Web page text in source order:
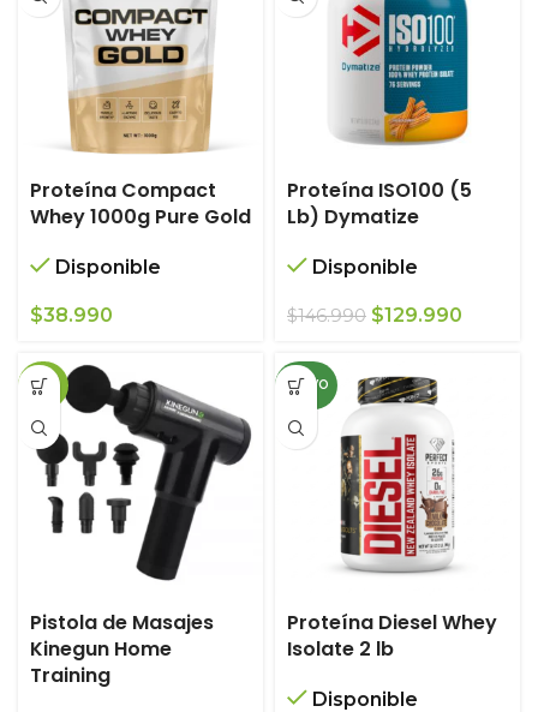
Proteína Compact
Whey 1000g Pure Gold
Disponible
$38.990
Proteína ISO100 (5
Lb) Dymatize
Disponible
$146.990 El
era:
$129.990
-29%
Pistola de Masajes
Kinegun Home
Training
NUEVO
Proteína Diesel Whey
Isolate 2 lb
Disponible